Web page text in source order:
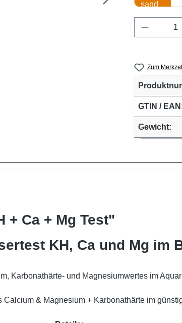
Zum
GTIN /
Gewicht:
Ca + Mg Test"
KH, Ca und Mg im
Karbonathärte- und Magnesiumwertes im
Calcium & Magnesium + Karbonathärte im